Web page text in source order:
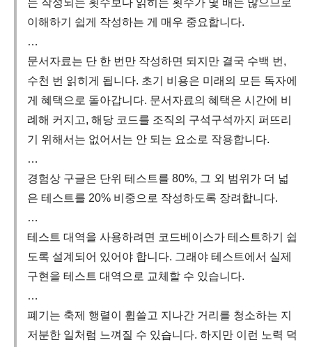
는 작성되는 횟수보다 읽히는 횟수가 몇 배는 많으므로
이해하기 쉽게 작성하는 게 매우 중요합니다.
…
문서자료는 단 한 번만 작성하면 되지만 결국 수백 번,
수천 번 읽히게 됩니다. 초기 비용은 미래의 모든 독자에
게 혜택으로 돌아갑니다. 문서자료의 혜택은 시간에 비
례해 커지고, 해당 코드를 조직의 구석구석까지 퍼뜨리
기 위해서는 없어서는 안 되는 요소로 작용합니다.
…
경험상 구글은 단위 테스트를 80%, 그 외 범위가 더 넓
은 테스트를 20% 비중으로 작성하도록 장려합니다.
…
테스트 대역을 사용하려면 코드베이스가 테스트하기 쉽
도록 설계되어 있어야 합니다. 그래야 테스트에서 실제
구현을 테스트 대역으로 교체할 수 있습니다.
…
폐기는 축제 행렬이 휩쓸고 지나간 거리를 청소하는 지
저분한 일처럼 느껴질 수 있습니다. 하지만 이런 노력 덕